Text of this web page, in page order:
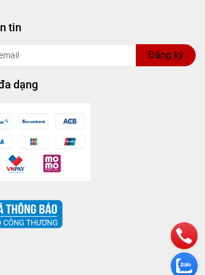
tin
Đăng ký
dạng